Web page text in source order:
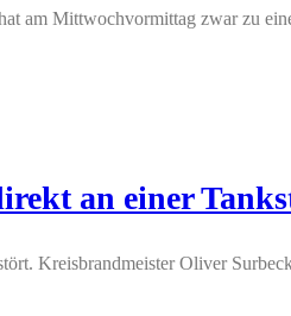
Mittwochvormittag zwar zu
an einer
Kreisbrandmeister Oliver